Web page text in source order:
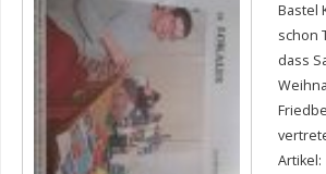
Bastel
schon
dass
Artikel: